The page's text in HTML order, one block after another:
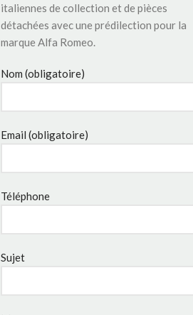
italiennes de collection et de pièces
détachées avec une prédilection pour la
marque Alfa Romeo.
Nom (obligatoire)
Email (obligatoire)
Téléphone
Sujet